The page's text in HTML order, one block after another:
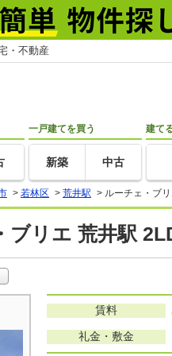
・不動産
一戸建てを買う
新築 中古
建て
> 若林区 > 荒井駅 > ルーチェ・ブ
ブリエ 荒井駅
賃料
礼金・敷金